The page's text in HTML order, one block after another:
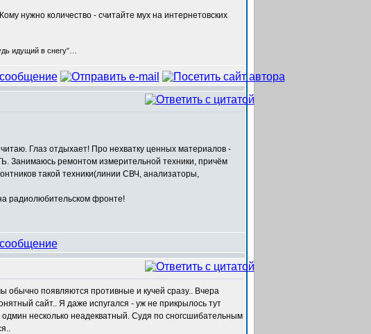
нужно количество - считайте мух на интернетовских
идущий в снегу”…
Глаз отдыхает! Про нехватку ценных материалов -
Занимаюсь ремонтом измерительной техники, причём
такой техники(линии СВЧ, анализаторы,
радиолюбительском фронте!
обычно появляются противные и кучей сразу.. Вчера
сайт.. Я даже испугался - уж не прикрылось тут
несколько неадекватный. Судя по сногсшибательным